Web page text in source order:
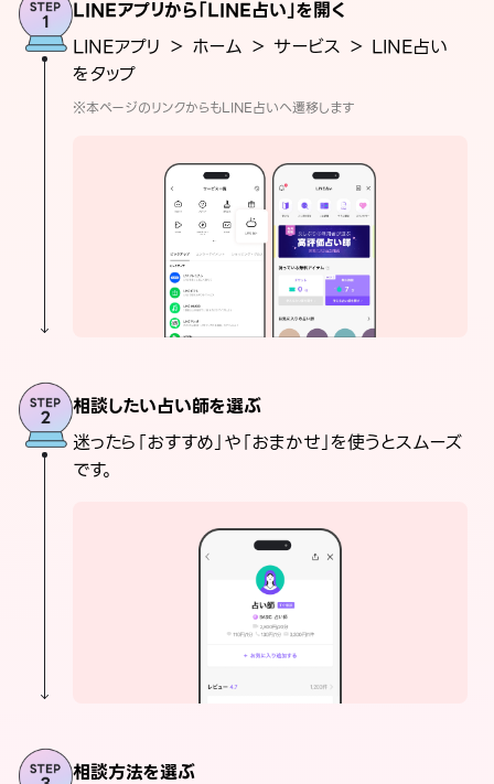
LINEアプリから「LINE占い」を開く
LINEアプリ ＞ ホーム ＞ サービス ＞ LINE占い
をタップ
※本ページのリンクからもLINE占いへ遷移します
相談したい占い師を選ぶ
迷ったら「おすすめ」や「おまかせ」を使うとスムーズ
です。
相談方法を選ぶ